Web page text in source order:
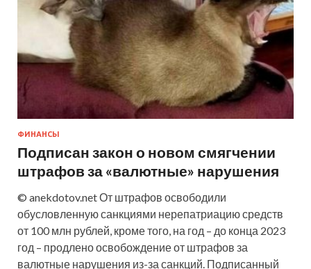
ФИНАНСЫ
Подписан закон о новом смягчении
штрафов за «валютные» нарушения
© anekdotov.net От штрафов освободили
обусловленную санкциями нерепатриацию средств
от 100 млн рублей, кроме того, на год – до конца 2023
год – продлено освобождение от штрафов за
валютные нарушения из-за санкций. Подписанный